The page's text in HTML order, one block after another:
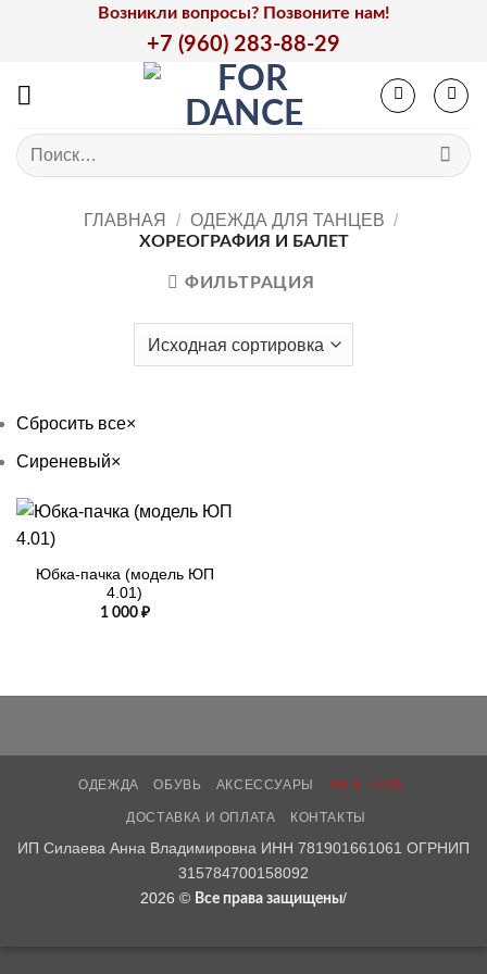
Возникли вопросы? Позвоните нам!
+7 (960) 283-88-29
Искать:
ГЛАВНАЯ / ОДЕЖДА ДЛЯ ТАНЦЕВ /
ХОРЕОГРАФИЯ И БАЛЕТ
ФИЛЬТРАЦИЯ
Сбросить все×
Сиреневый×
Юбка-пачка (модель ЮП
4.01)
1 000 ₽
ОДЕЖДА ОБУВЬ АКСЕССУАРЫ SALE -30%
ДОСТАВКА И ОПЛАТА КОНТАКТЫ
ИП Силаева Анна Владимировна ИНН 781901661061 ОГРНИП
315784700158092
2026 © Все права защищены/